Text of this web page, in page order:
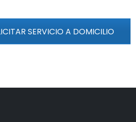
SERVICIO A DOMICILIO